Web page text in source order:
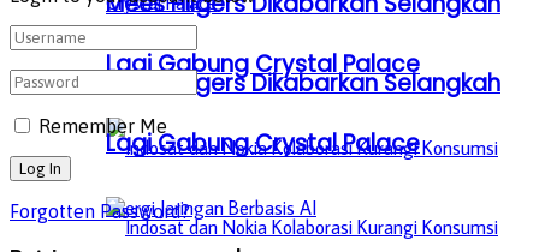
Lagi Gabung Crystal Palace
Mees Hilgers Dikabarkan Selangkah
Lagi Gabung Crystal Palace
Remember Me
Forgotten Password?